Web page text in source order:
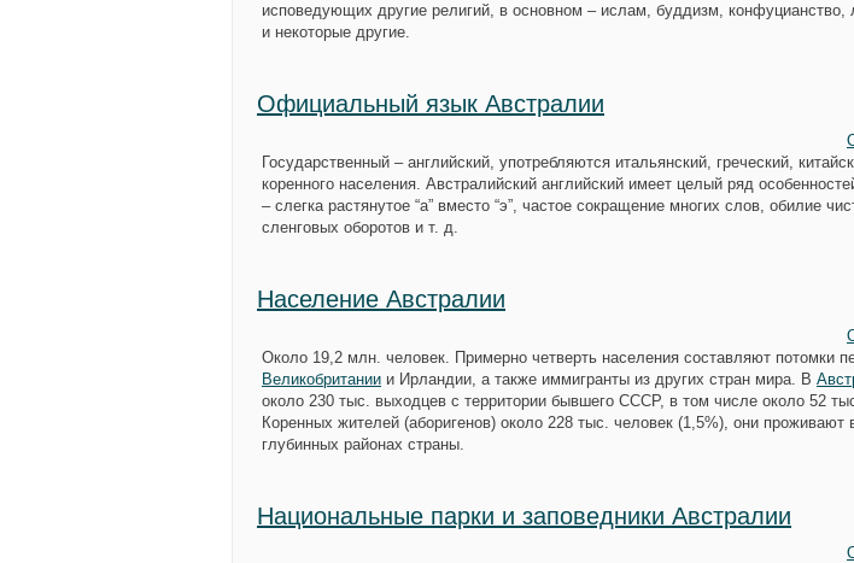
исповедующих другие религий, в основном – ислам, буддизм, конфуцианство,
и некоторые другие.
Официальный язык Австралии
Государственный – английский, употребляются итальянский, греческий,
коренного населения. Австралийский английский имеет целый ряд
– слегка растянутое “а” вместо “э”, частое сокращение многих слов, обилие
сленговых оборотов и т. д.
Население Австралии
Около 19,2 млн. человек. Примерно четверть населения составляют потомки
Великобритании и Ирландии, а также иммигранты из других стран мира. В
около 230 тыс. выходцев с территории бывшего СССР, в том числе около 52
Коренных жителей (аборигенов) около 228 тыс. человек (1,5%), они проживают
глубинных районах страны.
Национальные парки и заповедники Австралии